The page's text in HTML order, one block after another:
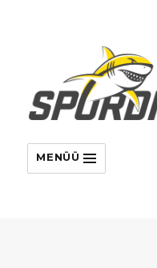
MENÜÜ